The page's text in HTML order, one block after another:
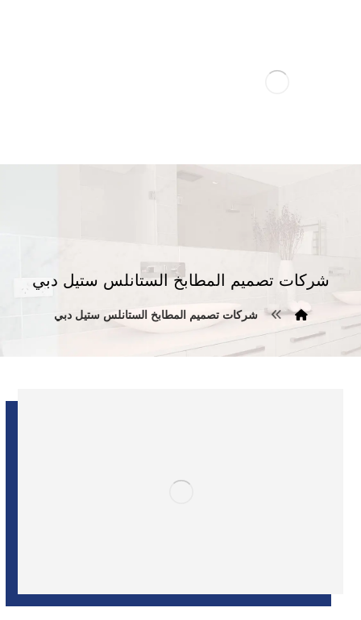
شركات تصميم المطابخ الستانلس ستيل دبي
شركات تصميم المطابخ الستانلس ستيل دبي